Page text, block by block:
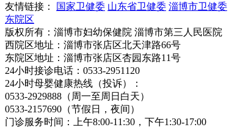
友情链接：
国家卫健委 山东省卫健委 淄博市卫健委
东院区
版权所有：淄博市妇幼保健院 淄博市第三人民医院
西院区地址：淄博市张店区北天津路66号
东院区地址：淄博市张店区杏园东路11号
24小时接诊电话：0533-2951120
24小时母婴健康热线（投诉）：
0533-2929888（周一至周日白天）
0533-2157690（节假日，夜间）
门诊服务时间：上午8:00-11:30，下午1:30-17:00